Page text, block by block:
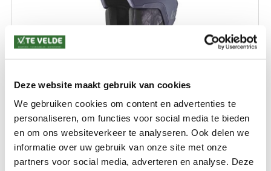
Deze website maakt gebruik van cookies
We gebruiken cookies om content en advertenties te
personaliseren, om functies voor social media te bieden
en om ons websiteverkeer te analyseren. Ook delen we
informatie over uw gebruik van onze site met onze
partners voor social media, adverteren en analyse. Deze
BOLLÉ SKI HELM ATMOS PURE BLACK MATTE
Maten: s / m / l
€ 99,99